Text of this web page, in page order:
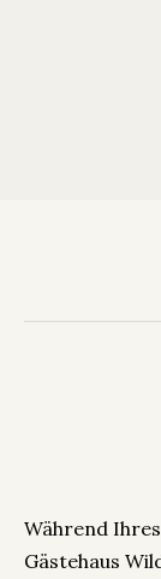
Während
Gästehaus